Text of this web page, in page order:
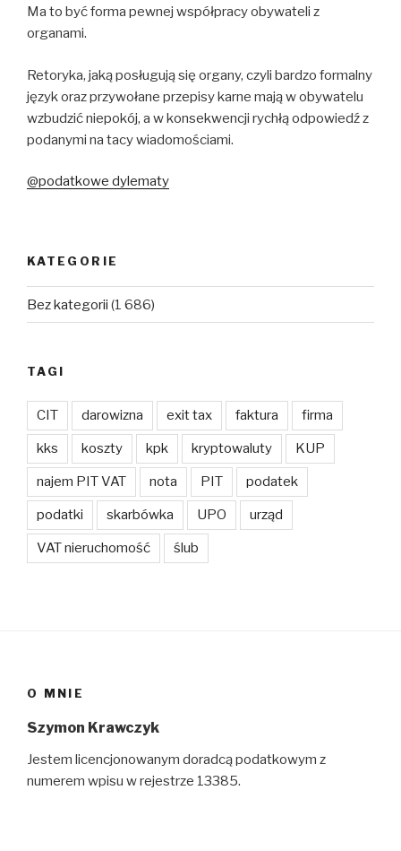
Ma to być forma pewnej współpracy obywateli z
organami.
Retoryka, jaką posługują się organy, czyli bardzo formalny
język oraz przywołane przepisy karne mają w obywatelu
wzbudzić niepokój, a w konsekwencji rychłą odpowiedź z
podanymi na tacy wiadomościami.
@podatkowe dylematy
KATEGORIE
Bez kategorii (1 686)
TAGI
CIT darowizna exit tax faktura firma
kks koszty kpk kryptowaluty KUP
najem PIT VAT nota PIT podatek
podatki skarbówka UPO urząd
VAT nieruchomość ślub
O MNIE
Szymon Krawczyk
Jestem licencjonowanym doradcą podatkowym z
numerem wpisu w rejestrze 13385.